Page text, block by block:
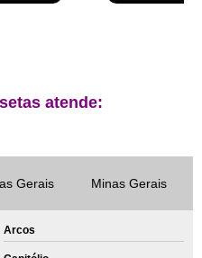
atende:
Gerais Minas Gerais
Arcos